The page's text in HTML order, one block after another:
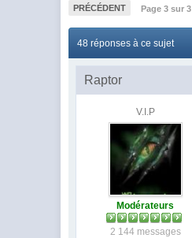
PRÉCÉDENT Page 3 sur 3
48 réponses à ce sujet
Raptor
V.I.P
Modérateurs
2 144 messages